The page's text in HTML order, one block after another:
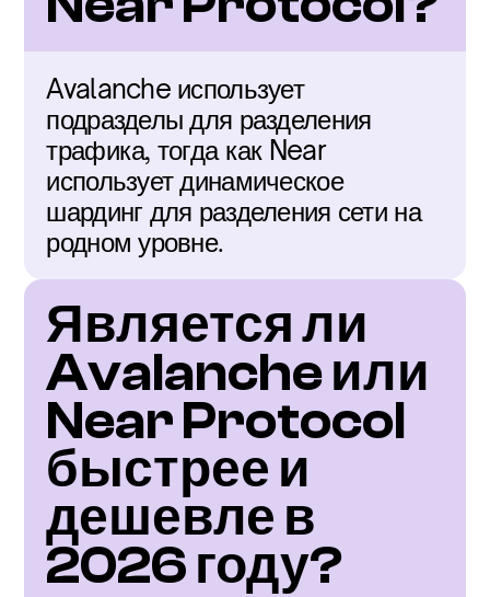
Avalanche использует
подразделы для разделения
трафика, тогда как Near
использует динамическое
шардинг для разделения сети на
родном уровне.
Является ли
Avalanche или
Near Protocol
быстрее и
дешевле в
2026 году?